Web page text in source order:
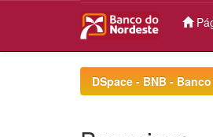
DSpace - BNB -